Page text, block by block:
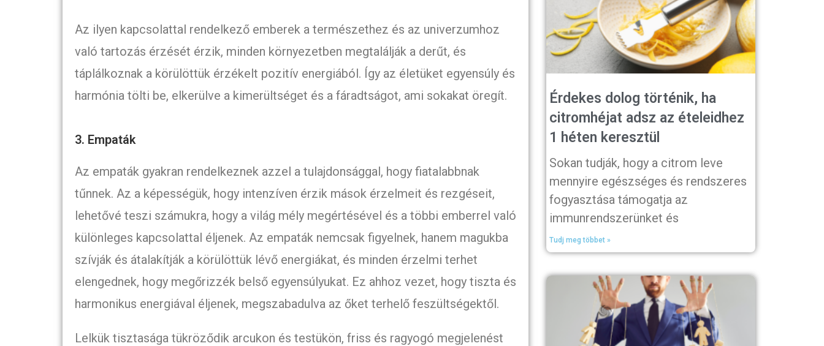
Az ilyen kapcsolattal rendelkező emberek a természethez és az univerzumhoz
való tartozás érzését érzik, minden környezetben megtalálják a derűt, és
táplálkoznak a körülöttük érzékelt pozitív energiából. Így az életüket egyensúly és
harmónia tölti be, elkerülve a kimerültséget és a fáradtságot, ami sokakat öregít.
3. Empaták
Az empaták gyakran rendelkeznek azzel a tulajdonsággal, hogy fiatalabbnak
tűnnek. Az a képességük, hogy intenzíven érzik mások érzelmeit és rezgéseit,
lehetővé teszi számukra, hogy a világ mély megértésével és a többi emberrel való
különleges kapcsolattal éljenek. Az empaták nemcsak figyelnek, hanem magukba
szívják és átalakítják a körülöttük lévő energiákat, és minden érzelmi terhet
elengednek, hogy megőrizzék belső egyensúlyukat. Ez ahhoz vezet, hogy tiszta és
harmonikus energiával éljenek, megszabadulva az őket terhelő feszültségektől.
Lelkük tisztasága tükröződik arcukon és testükön, friss és ragyogó megjelenést
Érdekes dolog történik, ha
citromhéjat adsz az ételeidhez
1 héten keresztül
Sokan tudják, hogy a citrom leve
mennyire egészséges és rendszeres
fogyasztása támogatja az
immunrendszerünket és
Tudj meg többet »